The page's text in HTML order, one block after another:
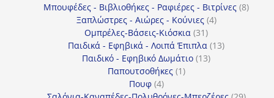
προϊόντα
Μπουφέδες - Βιβλιοθήκες - Ραφιέρες - Βιτρίνες 88
Ξαπλώστρες - Αιώρες - Κούνιες 44
Ομπρέλες-Βάσεις-Κιόσκια 3131
προϊόντα
Παιδικά - Εφηβικά - Λοιπά Έπιπλα 1313
Παιδικό - Εφηβικό Δωμάτιο 1313
Παπουτσοθήκες 11
Πουφ 44